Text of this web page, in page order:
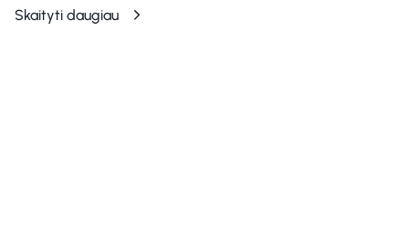
Skaityti daugiau